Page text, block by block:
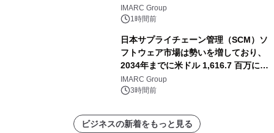
記録
IMARC Group
1時間前
日本サプライチェーン管理（SCM）ソ
フトウェア市場は勢いを増しており、
2034年までに米ドル 1,616.7 百万に達
し、CAGR 3.42%で成長すると予測
IMARC Group
3時間前
ビジネスの新着をもっと見る